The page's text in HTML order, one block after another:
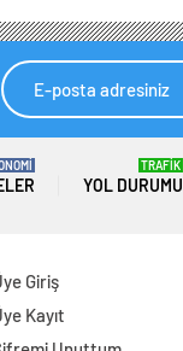
YOL DURUMU
TRAFİK
Giriş
Kayıt